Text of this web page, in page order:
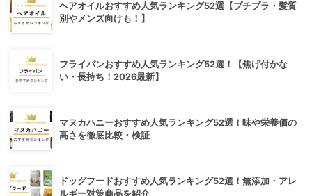
ヘアオイルおすすめ人気ランキング52選【プチプラ・髪質
別やメンズ向けも！】
フライパンおすすめ人気ランキング52選！【焦げ付かな
い・長持ち！2026最新】
マヌカハニーおすすめ人気ランキング52選！味や栄養価の
高さを徹底比較・検証
ドッグフードおすすめ人気ランキング52選！無添加・アレ
ルギー対策商品を紹介